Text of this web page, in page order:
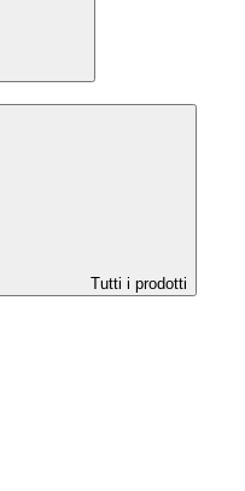
Tutti i prodotti